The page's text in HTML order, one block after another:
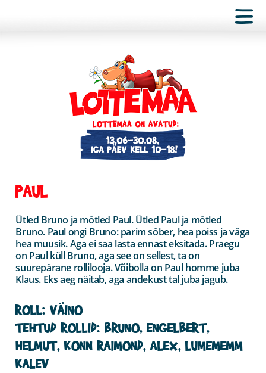
PAUL
Ütled Bruno ja mõtled Paul. Ütled Paul ja mõtled
Bruno. Paul ongi Bruno: parim sõber, hea poiss ja väga
hea muusik. Aga ei saa lasta ennast eksitada. Praegu
on Paul küll Bruno, aga see on sellest, ta on
suurepärane rollilooja. Võibolla on Paul homme juba
Klaus. Eks aeg näitab, aga andekust tal juba jagub.
ROLL: VÄINO
TEHTUD ROLLID: BRUNO, ENGELBERT,
HELMUT, KONN RAIMOND, ALEX, LUMEMEMM
KALEV